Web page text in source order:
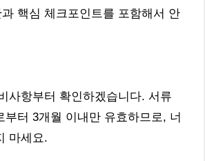
핵심 체크포인트를 포함해서 안
사항부터 확인하겠습니다. 서류
부터 3개월 이내만 유효하므로, 너
마세요.